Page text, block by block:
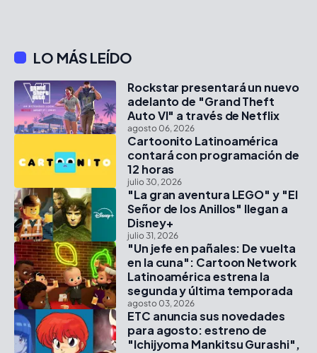
LO MÁS LEÍDO
Rockstar presentará un nuevo
adelanto de "Grand Theft
Auto VI" a través de Netflix
agosto 06, 2026
Cartoonito Latinoamérica
contará con programación de
12 horas
julio 30, 2026
"La gran aventura LEGO" y "El
Señor de los Anillos" llegan a
Disney+
julio 31, 2026
"Un jefe en pañales: De vuelta
en la cuna": Cartoon Network
Latinoamérica estrena la
segunda y última temporada
agosto 03, 2026
ETC anuncia sus novedades
para agosto: estreno de
"Ichijyoma Mankitsu Gurashi",